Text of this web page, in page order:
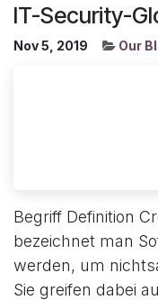
IT-Security-
Nov 5, 2019 Our
Begriff Definition
bezeichnet man
werden, um
Sie greifen dabei